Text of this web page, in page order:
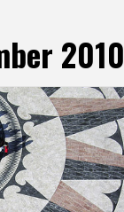
2010